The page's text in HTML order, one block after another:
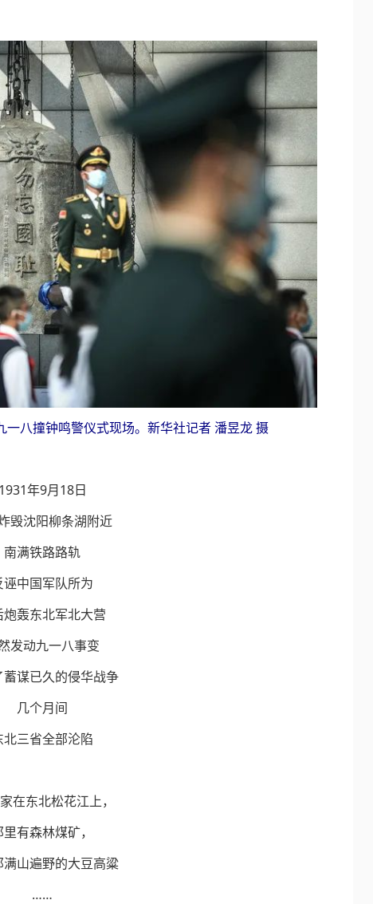
八撞钟鸣警仪式现场。新华社记者 潘昱龙 摄
1931年9月18日
毁沈阳柳条湖附近
南满铁路路轨
诬中国军队所为
炮轰东北军北大营
发动九一八事变
蓄谋已久的侵华战争
几个月间
北三省全部沦陷
在东北松花江上，
有森林煤矿，
满山遍野的大豆高粱
……